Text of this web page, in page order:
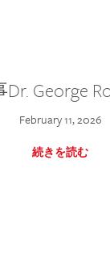
George
February 11, 2026
続きを読む